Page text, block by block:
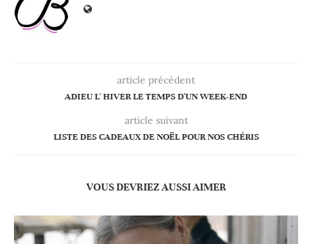
article précédent
ADIEU L' HIVER LE TEMPS D'UN WEEK-END
article suivant
LISTE DES CADEAUX DE NOËL POUR NOS CHÉRIS
VOUS DEVRIEZ AUSSI AIMER